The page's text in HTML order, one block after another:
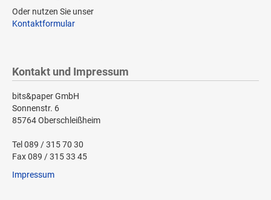
Oder nutzen Sie unser
Kontaktformular
Kontakt und Impressum
bits&paper GmbH
Sonnenstr. 6
85764 Oberschleißheim
Tel 089 / 315 70 30
Fax 089 / 315 33 45
Impressum